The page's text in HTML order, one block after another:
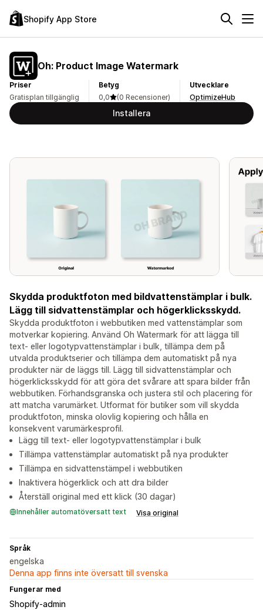
Shopify App Store
Oh: Product Image Watermark
Priser
Gratisplan tillgänglig
Betyg
0,0
(0 Recensioner)
Utvecklare
OptimizeHub
Installera
Skydda produktfoton med bildvattenstämplar i bulk.
Lägg till sidvattenstämplar och högerklicksskydd.
Skydda produktfoton i webbutiken med vattenstämplar som
motverkar kopiering. Använd Oh Watermark för att lägga till
text- eller logotypvattenstämplar i bulk, tillämpa dem på
utvalda produktserier och tillämpa dem automatiskt på nya
produkter när de läggs till. Lägg till sidvattenstämplar och
högerklicksskydd för att göra det svårare att spara bilder från
webbutiken. Förhandsgranska och justera stil och placering för
att matcha varumärket. Utformat för butiker som vill skydda
produktfoton, minska olovlig kopiering och hålla en
konsekvent varumärkesprofil.
Lägg till text- eller logotypvattenstämplar i bulk
Tillämpa vattenstämplar automatiskt på nya produkter
Tillämpa en sidvattenstämpel i webbutiken
Inaktivera högerklick och att dra bilder
Återställ original med ett klick (30 dagar)
Innehåller automatöversatt text Visa original
Språk
engelska
Denna app finns inte översatt till svenska
Fungerar med
Shopify-admin